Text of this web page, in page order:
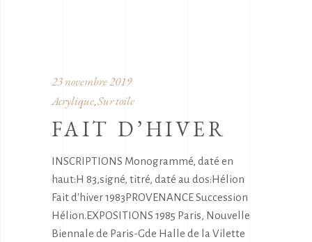
23 novembre 2019
Acrylique Sur toile
FAIT D’HIVER
INSCRIPTIONS Monogrammé, daté en
haut:H 83,signé, titré, daté au dos:Hélion
Fait d'hiver 1983PROVENANCE Succession
Hélion.EXPOSITIONS 1985 Paris, Nouvelle
Biennale de Paris-Gde Halle de la Vilette